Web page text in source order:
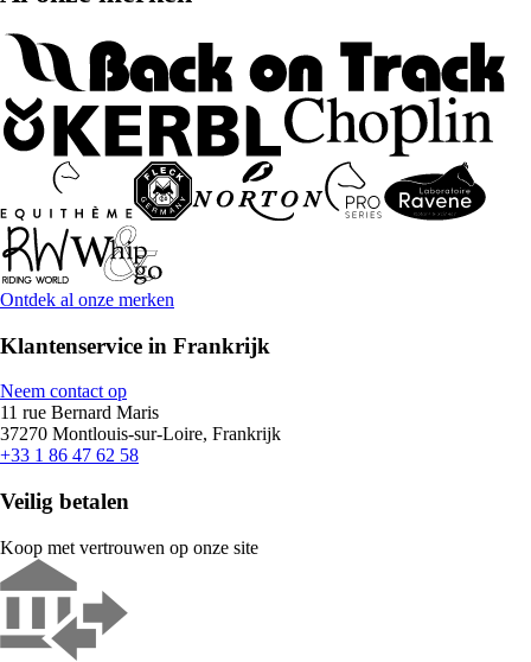
Ontdek al onze merken
Klantenservice in Frankrijk
Neem contact op
11 rue Bernard Maris
37270 Montlouis-sur-Loire, Frankrijk
+33 1 86 47 62 58
Veilig betalen
Koop met vertrouwen op onze site